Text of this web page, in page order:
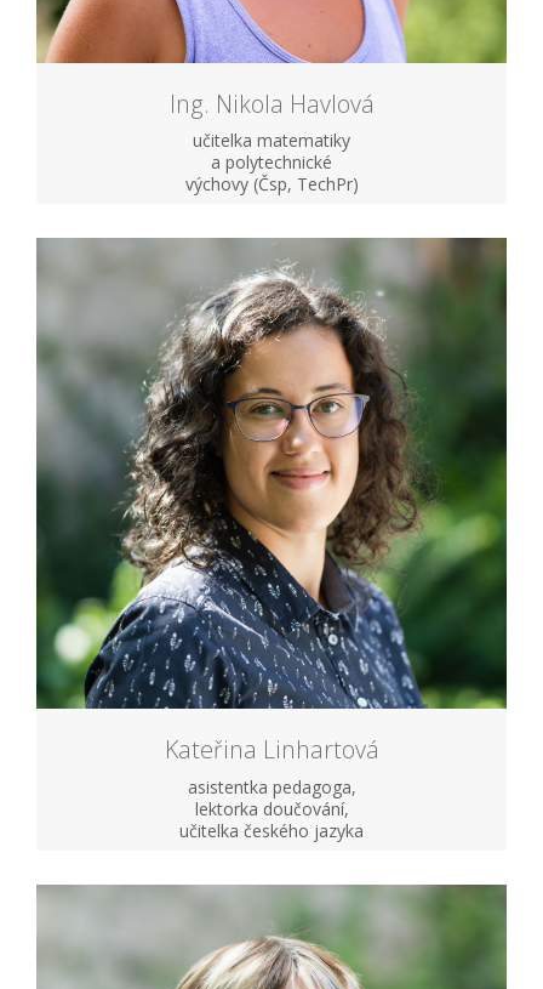
Ing. Nikola Havlová
učitelka matematiky
a polytechnické
výchovy (Čsp, TechPr)
Kateřina Linhartová
asistentka pedagoga,
lektorka doučování,
učitelka českého jazyka